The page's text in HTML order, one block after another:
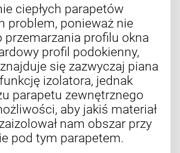
ciepłych parapetów
problem, ponieważ nie
przemarzania profilu okna
profil podokienny,
się zazwyczaj piana
izolatora, jednak
parapetu zewnętrznego
aby jakiś materiał
nam obszar przy
pod tym parapetem.